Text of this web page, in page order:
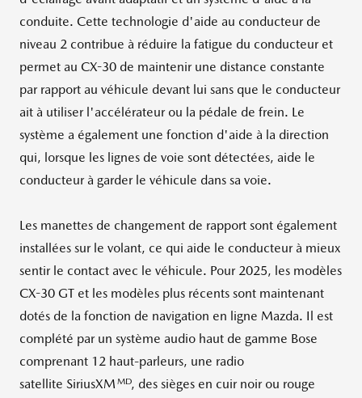
conduite. Cette technologie d'aide au conducteur de
niveau 2 contribue à réduire la fatigue du conducteur et
permet au CX-30 de maintenir une distance constante
par rapport au véhicule devant lui sans que le conducteur
ait à utiliser l'accélérateur ou la pédale de frein. Le
système a également une fonction d'aide à la direction
qui, lorsque les lignes de voie sont détectées, aide le
conducteur à garder le véhicule dans sa voie.
Les manettes de changement de rapport sont également
installées sur le volant, ce qui aide le conducteur à mieux
sentir le contact avec le véhicule. Pour 2025, les modèles
CX-30 GT et les modèles plus récents sont maintenant
dotés de la fonction de navigation en ligne Mazda. Il est
complété par un système audio haut de gamme Bose
comprenant 12 haut-parleurs, une radio
satellite SiriusXM MD, des sièges en cuir noir ou rouge